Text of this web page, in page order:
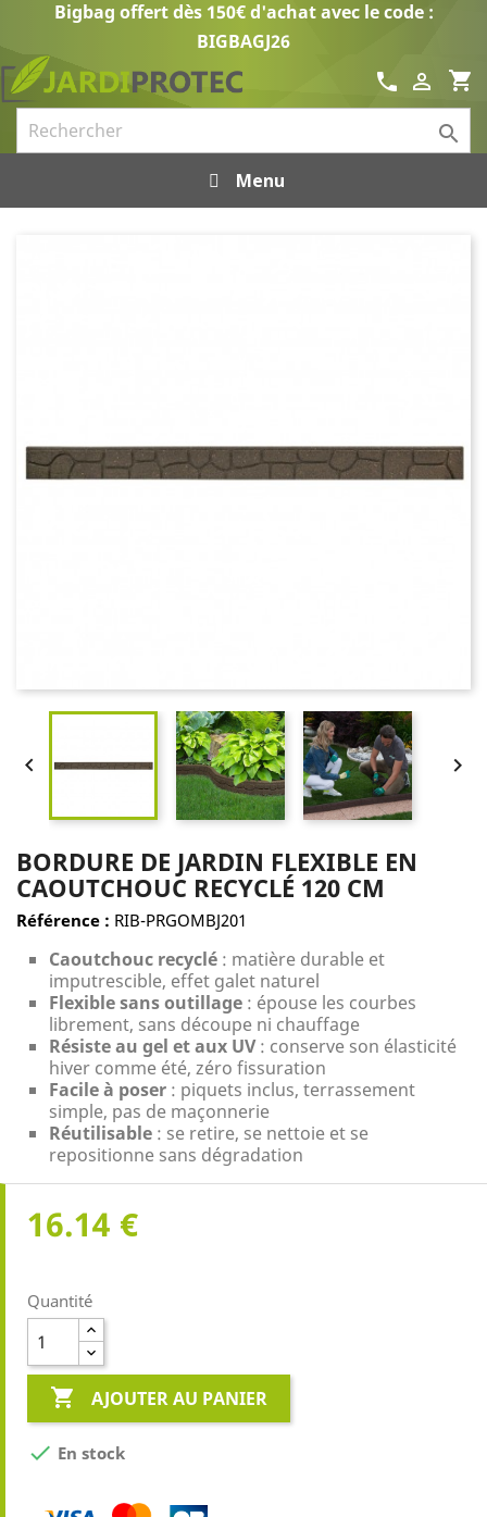
Bigbag offert dès 150€ d'achat avec le code :
BIGBAGJ26
shopping_cart

call

Menu
 
BORDURE DE JARDIN FLEXIBLE EN
CAOUTCHOUC RECYCLÉ 120 CM
Référence : RIB-PRGOMBJ201
Caoutchouc recyclé : matière durable et
imputrescible, effet galet naturel
Flexible sans outillage : épouse les courbes
librement, sans découpe ni chauffage
Résiste au gel et aux UV: conserve son élasticité
hiver comme été, zéro fissuration
Facile à poser : piquets inclus, terrassement
simple, pas de maçonnerie
Réutilisable : se retire, se nettoie et se
repositionne sans dégradation
16.14 €
Quantité
 AJOUTER AU PANIER
 En stock